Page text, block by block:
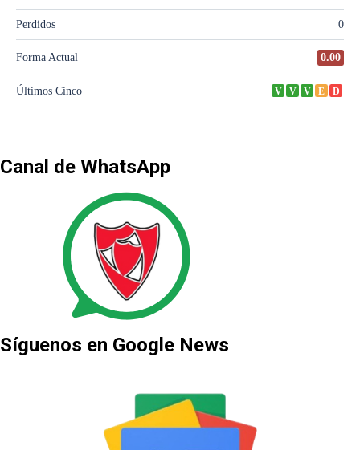
Canal de WhatsApp
Síguenos en Google News